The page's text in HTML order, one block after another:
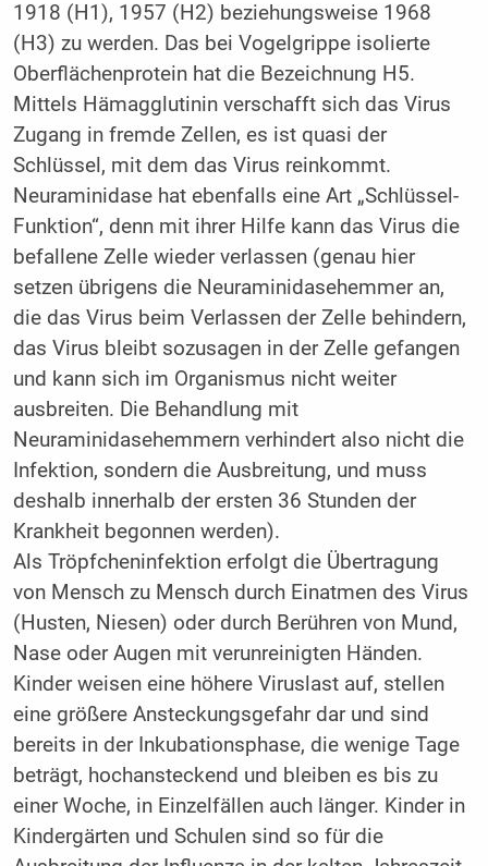
1918 (H1), 1957 (H2) beziehungsweise 1968
(H3) zu werden. Das bei Vogelgrippe isolierte
Oberflächenprotein hat die Bezeichnung H5.
Mittels Hämagglutinin verschafft sich das Virus
Zugang in fremde Zellen, es ist quasi der
Schlüssel, mit dem das Virus reinkommt.
Neuraminidase hat ebenfalls eine Art „Schlüssel-
Funktion“, denn mit ihrer Hilfe kann das Virus die
befallene Zelle wieder verlassen (genau hier
setzen übrigens die Neuraminidasehemmer an,
die das Virus beim Verlassen der Zelle behindern,
das Virus bleibt sozusagen in der Zelle gefangen
und kann sich im Organismus nicht weiter
ausbreiten. Die Behandlung mit
Neuraminidasehemmern verhindert also nicht die
Infektion, sondern die Ausbreitung, und muss
deshalb innerhalb der ersten 36 Stunden der
Krankheit begonnen werden).
Als Tröpfcheninfektion erfolgt die Übertragung
von Mensch zu Mensch durch Einatmen des Virus
(Husten, Niesen) oder durch Berühren von Mund,
Nase oder Augen mit verunreinigten Händen.
Kinder weisen eine höhere Viruslast auf, stellen
eine größere Ansteckungsgefahr dar und sind
bereits in der Inkubationsphase, die wenige Tage
beträgt, hochansteckend und bleiben es bis zu
einer Woche, in Einzelfällen auch länger. Kinder in
Kindergärten und Schulen sind so für die